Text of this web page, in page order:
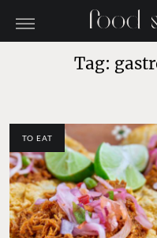
Tag:
TO EAT